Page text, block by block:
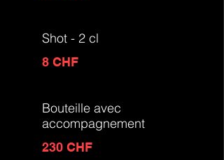
Shot - 2 cl
8 CHF
Bouteille avec
accompagnement
230 CHF